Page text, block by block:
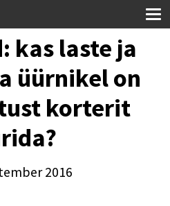
kas laste ja
üürnikel on
korterit
2016